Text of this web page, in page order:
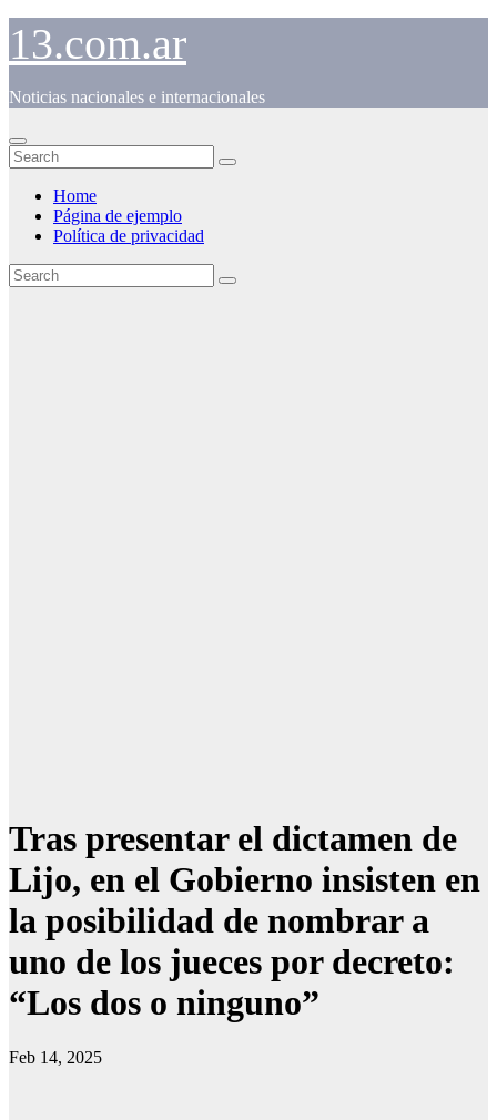
Skip
content
13.com.ar
Noticias nacionales e internacionales
Home
Página de ejemplo
Política de privacidad
Tras presentar el dictamen de
Lijo, en el Gobierno insisten en
la posibilidad de nombrar a
uno de los jueces por decreto:
“Los dos o ninguno”
Feb 14, 2025